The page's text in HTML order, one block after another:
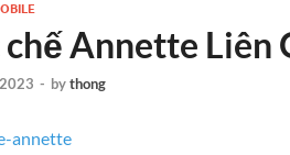
chế Annette Liên
- bythong